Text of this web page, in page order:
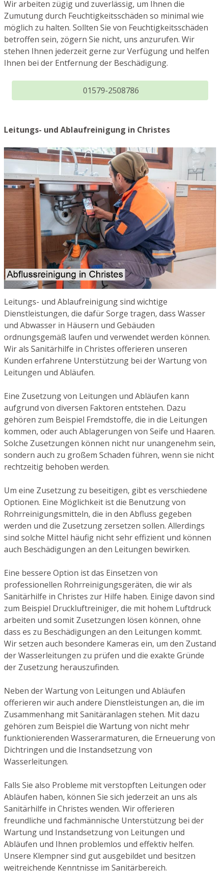
Wir arbeiten zügig und zuverlässig, um Ihnen die
Zumutung durch Feuchtigkeitsschäden so minimal wie
möglich zu halten. Sollten Sie von Feuchtigkeitsschäden
betroffen sein, zögern Sie nicht, uns anzurufen. Wir
stehen Ihnen jederzeit gerne zur Verfügung und helfen
Ihnen bei der Entfernung der Beschädigung.
01579-2508786
Leitungs- und Ablaufreinigung in Christes
Leitungs- und Ablaufreinigung sind wichtige
Dienstleistungen, die dafür Sorge tragen, dass Wasser
und Abwasser in Häusern und Gebäuden
ordnungsgemäß laufen und verwendet werden können.
Wir als Sanitärhilfe in Christes offerieren unseren
Kunden erfahrene Unterstützung bei der Wartung von
Leitungen und Abläufen.
Eine Zusetzung von Leitungen und Abläufen kann
aufgrund von diversen Faktoren entstehen. Dazu
gehören zum Beispiel Fremdstoffe, die in die Leitungen
kommen, oder auch Ablagerungen von Seife und Haaren.
Solche Zusetzungen können nicht nur unangenehm sein,
sondern auch zu großem Schaden führen, wenn sie nicht
rechtzeitig behoben werden.
Um eine Zusetzung zu beseitigen, gibt es verschiedene
Optionen. Eine Möglichkeit ist die Benutzung von
Rohrreinigungsmitteln, die in den Abfluss gegeben
werden und die Zusetzung zersetzen sollen. Allerdings
sind solche Mittel häufig nicht sehr effizient und können
auch Beschädigungen an den Leitungen bewirken.
Eine bessere Option ist das Einsetzen von
professionellen Rohrreinigungsgeräten, die wir als
Sanitärhilfe in Christes zur Hilfe haben. Einige davon sind
zum Beispiel Druckluftreiniger, die mit hohem Luftdruck
arbeiten und somit Zusetzungen lösen können, ohne
dass es zu Beschädigungen an den Leitungen kommt.
Wir setzen auch besondere Kameras ein, um den Zustand
der Wasserleitungen zu prüfen und die exakte Gründe
der Zusetzung herauszufinden.
Neben der Wartung von Leitungen und Abläufen
offerieren wir auch andere Dienstleistungen an, die im
Zusammenhang mit Sanitäranlagen stehen. Mit dazu
gehören zum Beispiel die Wartung von nicht mehr
funktionierenden Wasserarmaturen, die Erneuerung von
Dichtringen und die Instandsetzung von
Wasserleitungen.
Falls Sie also Probleme mit verstopften Leitungen oder
Abläufen haben, können Sie sich jederzeit an uns als
Sanitärhilfe in Christes wenden. Wir offerieren
freundliche und fachmännische Unterstützung bei der
Wartung und Instandsetzung von Leitungen und
Abläufen und Ihnen problemlos und effektiv helfen.
Unsere Klempner sind gut ausgebildet und besitzen
weitreichende Kenntnisse im Sanitärbereich.